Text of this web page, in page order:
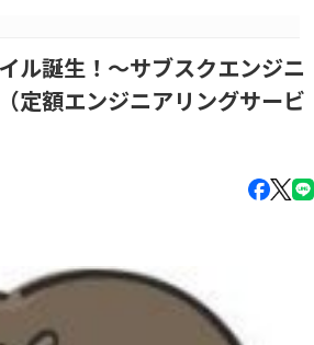
ル誕生！～サブスクエンジニ
定額エンジニアリングサービ